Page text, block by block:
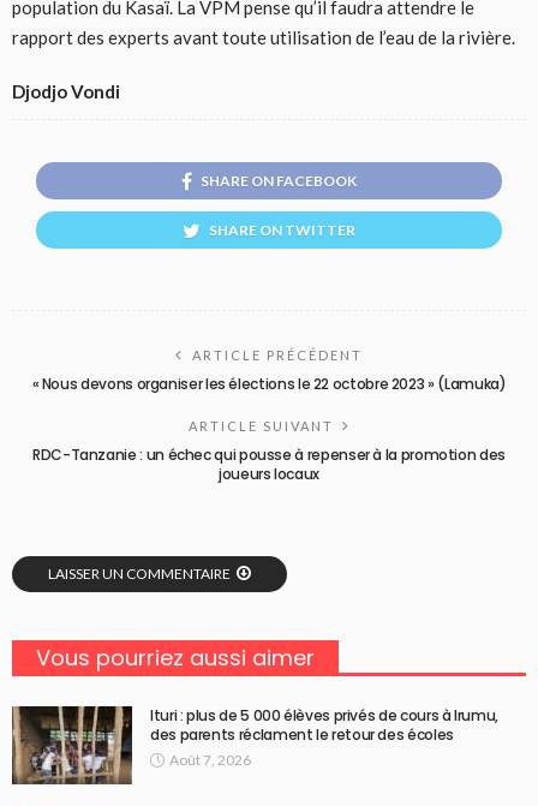
population du Kasaï. La VPM pense qu’il faudra attendre le
rapport des experts avant toute utilisation de l’eau de la rivière.
Djodjo Vondi
SHARE ON FACEBOOK
SHARE ON TWITTER
ARTICLE PRÉCÉDENT
« Nous devons organiser les élections le 22 octobre 2023 » (Lamuka)
ARTICLE SUIVANT
RDC-Tanzanie : un échec qui pousse à repenser à la promotion des
joueurs locaux
LAISSER UN COMMENTAIRE
Vous pourriez aussi aimer
Ituri : plus de 5 000 élèves privés de cours à Irumu,
des parents réclament le retour des écoles
Août 7, 2026